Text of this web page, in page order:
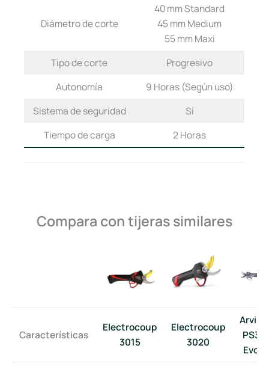
Diámetro de corte
40 mm Standard
45 mm Medium
55 mm Maxi
Tipo de corte
Progresivo
Autonomía
9 Horas (Según uso)
Sistema de seguridad
Sí
Tiempo de carga
2 Horas
Compara con tijeras similares
Características
Electrocoup
3015
Electrocoup
3020
Arvipo
PS37
Evo2